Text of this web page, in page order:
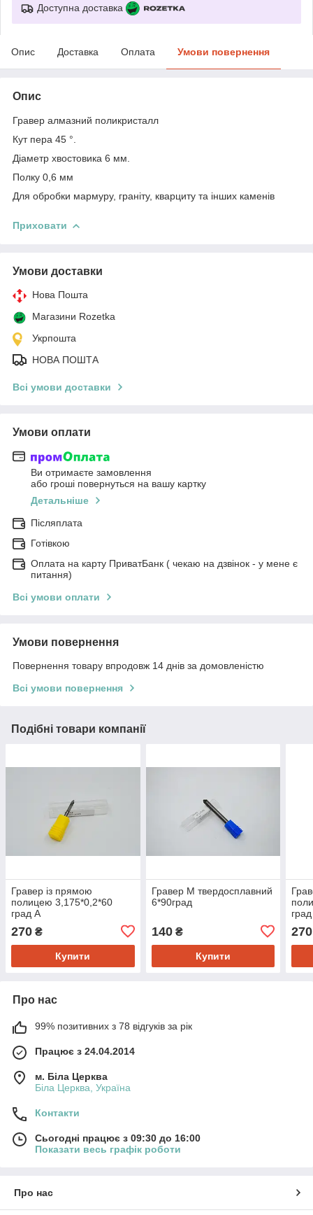
Доступна доставка
Опис Доставка Оплата Умови повернення
Опис
Гравер алмазний поликристалл
Кут пера 45 °.
Діаметр хвостовика 6 мм.
Полку 0,6 мм
Для обробки мармуру, граніту, кварциту та інших каменів
Приховати
Умови доставки
Нова Пошта
Магазини Rozetka
Укрпошта
НОВА ПОШТА
Всі умови доставки
Умови оплати
Ви отримаєте замовлення
або гроші повернуться на вашу картку
Детальніше
Післяплата
Готівкою
Оплата на карту ПриватБанк ( чекаю на дзвінок - у мене є
питання)
Всі умови оплати
Умови повернення
Повернення товару впродовж 14 днів за домовленістю
Всі умови повернення
Подібні товари компанії
Гравер із прямою
полицею 3,175*0,2*60
град A
270 ₴
Купити
Гравер M твердосплавний
6*90град
140₴
Купити
270
Про нас
99% позитивних з 78 відгуків за рік
Працює з 24.04.2014
м. Біла Церква
Біла Церква, Україна
Контакти
Сьогодні працює з 09:30 до 16:00
Показати весь графік роботи
Про нас